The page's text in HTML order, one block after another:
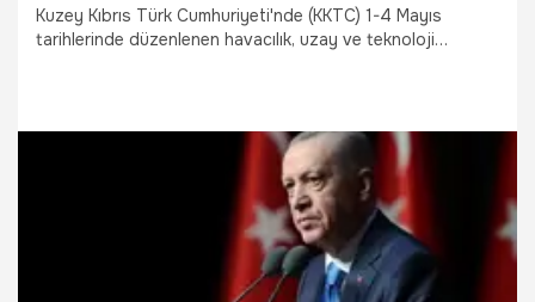
Kuzey Kıbrıs Türk Cumhuriyeti'nde (KKTC) 1-4 Mayıs
tarihlerinde düzenlenen havacılık, uzay ve teknoloji